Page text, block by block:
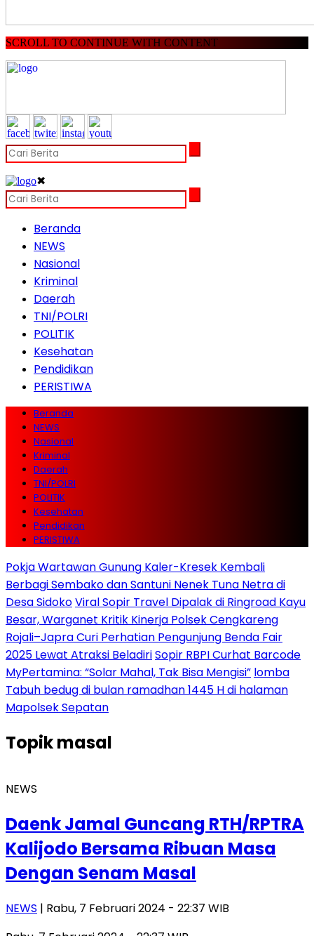
SCROLL TO CONTINUE WITH CONTENT
✖
Beranda
NEWS
Nasional
Kriminal
Daerah
TNI/POLRI
POLITIK
Kesehatan
Pendidikan
PERISTIWA
Beranda
NEWS
Nasional
Kriminal
Daerah
TNI/POLRI
POLITIK
Kesehatan
Pendidikan
PERISTIWA
Pokja Wartawan Gunung Kaler-Kresek Kembali
Berbagi Sembako dan Santuni Nenek Tuna Netra di
Desa SidokoViral Sopir Travel Dipalak di Ringroad Kayu
Besar, Warganet Kritik Kinerja Polsek Cengkareng
Rojali–Japra Curi Perhatian Pengunjung Benda Fair
2025 Lewat Atraksi BeladiriSopir RBPI Curhat Barcode
MyPertamina: “Solar Mahal, Tak Bisa Mengisi” lomba
Tabuh bedug di bulan ramadhan 1445 H di halaman
Mapolsek Sepatan
Topikmasal
NEWS
Daenk Jamal Guncang RTH/RPTRA
Kalijodo Bersama Ribuan Masa
Dengan Senam Masal
NEWS | Rabu, 7 Februari 2024 - 22:37 WIB